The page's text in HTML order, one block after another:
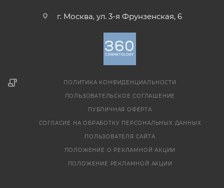
г. Москва, ул. 3-я Фрунзенская, 6
ПОЛИТИКА КОНФИДЕНЦИАЛЬНОСТИ
ПОЛЬЗОВАТЕЛЬСКОЕ СОГЛАШЕНИЕ
ПУБЛИЧНАЯ ОФЕРТА
СОГЛАСИЕ НА ОБРАБОТКУ ПЕРСОНАЛЬНЫХ ДАННЫХ
ПОЛЬЗОВАТЕЛЯ САЙТА
ПОЛОЖЕНИЕ О РЕКЛАМНОЙ АКЦИИ
ПОЛОЖЕНИЕ РЕКЛАМНОЙ АКЦИИ